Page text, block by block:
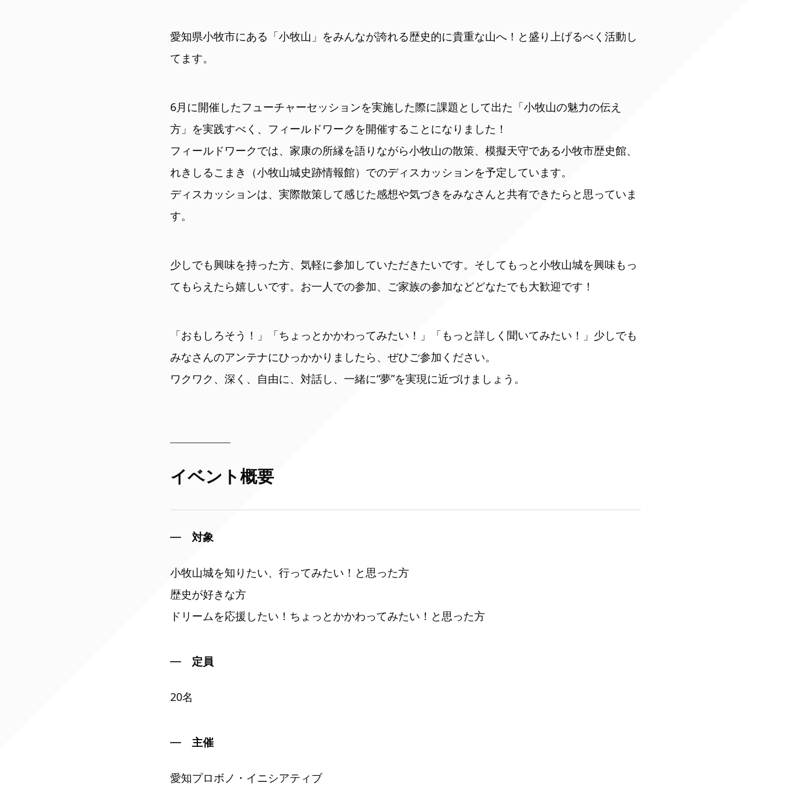
愛知県小牧市にある「小牧山」をみんなが誇れる歴史的に貴重な山へ！と盛り上げるべく活動し
てます。
6月に開催したフューチャーセッションを実施した際に課題として出た「小牧山の魅力の伝え
方」を実践すべく、フィールドワークを開催することになりました！
フィールドワークでは、家康の所縁を語りながら小牧山の散策、模擬天守である小牧市歴史館、
れきしるこまき（小牧山城史跡情報館）でのディスカッションを予定しています。
ディスカッションは、実際散策して感じた感想や気づきをみなさんと共有できたらと思っていま
す。
少しでも興味を持った方、気軽に参加していただきたいです。そしてもっと小牧山城を興味もっ
てもらえたら嬉しいです。お一人での参加、ご家族の参加などどなたでも大歓迎です！
「おもしろそう！」「ちょっとかかわってみたい！」「もっと詳しく聞いてみたい！」少しでも
みなさんのアンテナにひっかかりましたら、ぜひご参加ください。
ワクワク、深く、自由に、対話し、一緒に“夢”を実現に近づけましょう。
イベント概要
対象
小牧山城を知りたい、行ってみたい！と思った方
歴史が好きな方
ドリームを応援したい！ちょっとかかわってみたい！と思った方
定員
20名
主催
愛知プロボノ・イニシアティブ